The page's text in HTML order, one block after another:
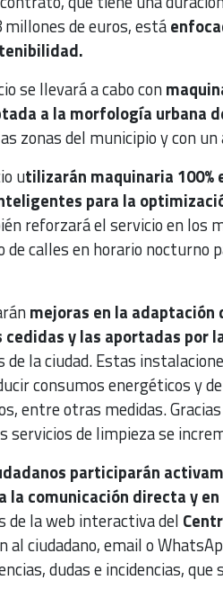
de euros, está
se llevará a cabo con
a la morfología urbana
zonas del municipio y con
utilizarán maquinaria 100%
para la
reforzará el servicio en los
de calles en horario
mejoras en la
y las aportadas por
la ciudad. Estas
consumos energéticos y
entre otras medidas.
servicios de limpieza se
participarán
la comunicación directa y
de la web interactiva del
al ciudadano, email o
dudas e incidencias,